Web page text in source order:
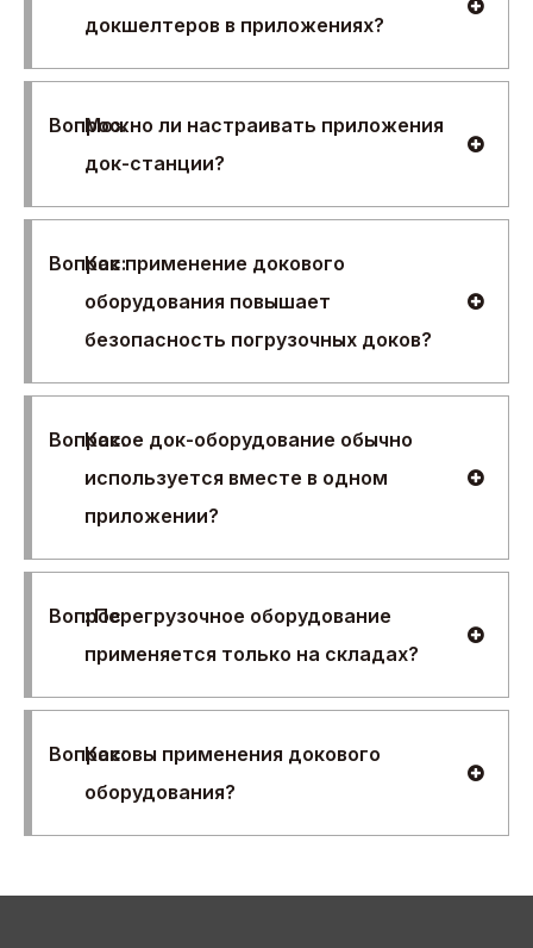
докшелтеров в приложениях?
Вопрос.Можно ли настраивать приложения
док-станции?
Вопрос:Как применение докового
оборудования повышает
безопасность погрузочных доков?
Вопрос.Какое док-оборудование обычно
используется вместе в одном
приложении?
Вопрос: Перегрузочное оборудование
применяется только на складах?
Вопрос:Каковы применения докового
оборудования?